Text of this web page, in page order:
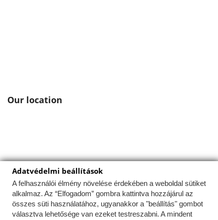
Ez a weboldal a felhasználói élmény optimalizálása
érdekében sütiket használ.
Az Uniós törvények értelmében fel kell hívnunk a
figyelmét arra, hogy ez a weboldal ún. "cookie"-kat vagy
"sütiket" használ. A sütik apró, tökéletesen veszélytelen
Our location
Adatvédelmi beállítások
A felhasználói élmény növelése érdekében a weboldal sütiket
alkalmaz. Az “Elfogadom” gombra kattintva hozzájárul az
összes süti használatához, ugyanakkor a "beállítás" gombot
választva lehetősége van ezeket testreszabni. A mindent